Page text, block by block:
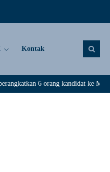
Kontak
6 orang kandidat ke Maldive.